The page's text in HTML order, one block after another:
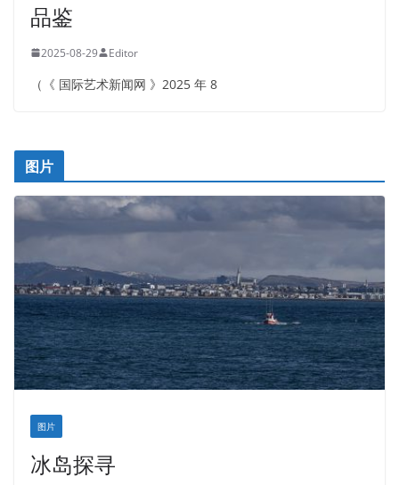
品鉴
2025-08-29 Editor
（《 国际艺术新闻网 》2025 年 8
图片
图片
冰岛探寻